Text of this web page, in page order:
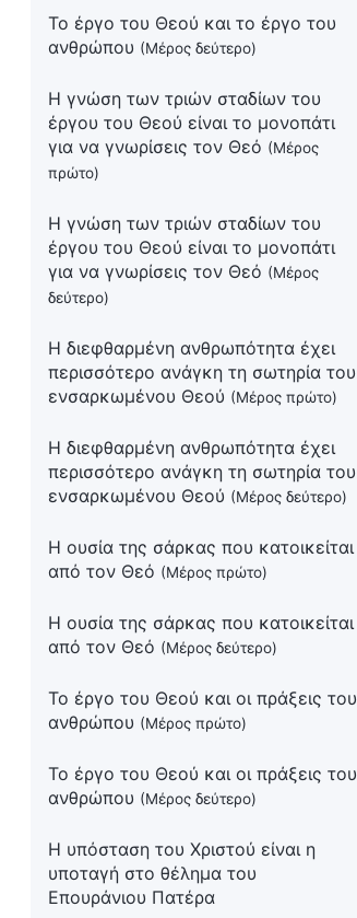
Το έργο του Θεού και το έργο του
ανθρώπου (Μέρος δεύτερο)
Η γνώση των τριών σταδίων του
έργου του Θεού είναι το μονοπάτι
για να γνωρίσεις τον Θεό (Μέρος
πρώτο)
Η γνώση των τριών σταδίων του
έργου του Θεού είναι το μονοπάτι
για να γνωρίσεις τον Θεό (Μέρος
δεύτερο)
Η διεφθαρμένη ανθρωπότητα έχει
περισσότερο ανάγκη τη σωτηρία του
ενσαρκωμένου Θεού (Μέρος πρώτο)
Η διεφθαρμένη ανθρωπότητα έχει
περισσότερο ανάγκη τη σωτηρία του
ενσαρκωμένου Θεού (Μέρος δεύτερο)
Η ουσία της σάρκας που κατοικείται
από τον Θεό (Μέρος πρώτο)
Η ουσία της σάρκας που κατοικείται
από τον Θεό (Μέρος δεύτερο)
Το έργο του Θεού και οι πράξεις του
ανθρώπου (Μέρος πρώτο)
Το έργο του Θεού και οι πράξεις του
ανθρώπου (Μέρος δεύτερο)
Η υπόσταση του Χριστού είναι η
υποταγή στο θέλημα του
Επουράνιου Πατέρα